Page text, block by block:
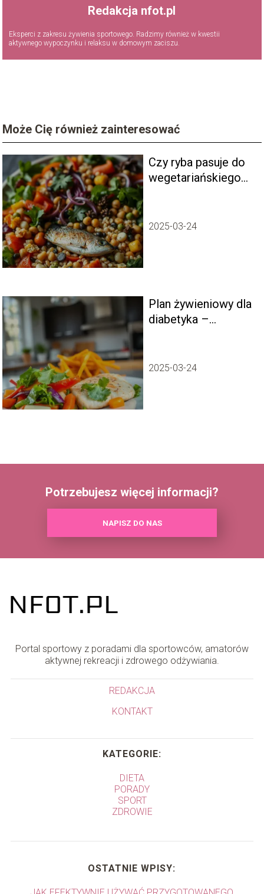
Redakcja nfot.pl
Eksperci z zakresu żywienia sportowego. Radzimy również w kwestii
aktywnego wypoczynku i relaksu w domowym zaciszu.
Może Cię również zainteresować
Czy ryba pasuje do
wegetariańskiego
2025-03-24
Plan żywieniowy dla
diabetyka –
2025-03-24
Potrzebujesz więcej informacji?
NAPISZ DO NAS
Portal sportowy z poradami dla sportowców, amatorów
aktywnej rekreacji i zdrowego odżywiania.
REDAKCJA
KONTAKT
KATEGORIE:
DIETA
PORADY
SPORT
ZDROWIE
OSTATNIE WPISY: